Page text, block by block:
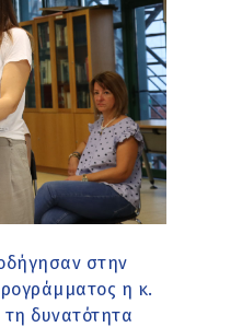
στην
η κ.
τη δυνατότητα